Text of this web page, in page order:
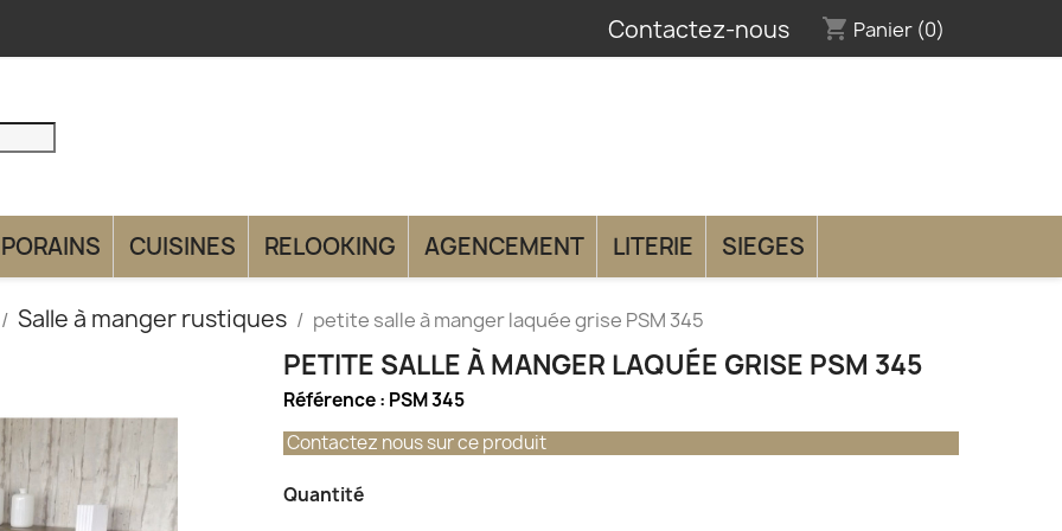
Contactez-nous shopping_cart Panier (0)
CUISINES RELOOKING AGENCEMENT LITERIE SIEGES
Salle à manger rustiques petite salle à manger laquée grise PSM 345
PETITE SALLE À MANGER LAQUÉE GRISE PSM 345
Référence : PSM 345
Contactez nous sur ce produit
Quantité